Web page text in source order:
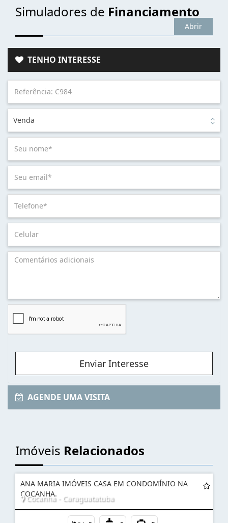
Simuladores de Financiamento
Abrir
TENHO INTERESSE
Venda
Enviar Interesse
AGENDE UMA VISITA
Imóveis Relacionados
ANA MARIA IMÓVEIS CASA EM CONDOMÍNIO NA
COCANHA.
Cocanha - Caraguatatuba